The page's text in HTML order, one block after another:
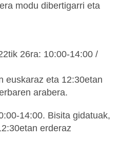
modu dibertigarri eta
26ra: 10:00-14:00 /
euskaraz eta 12:30etan
arabera.
14:00. Bisita gidatuak,
erderaz